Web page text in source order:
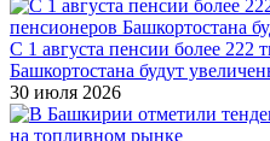
С 1 августа пенсии более 222
Башкортостана будут
30 июля 2026